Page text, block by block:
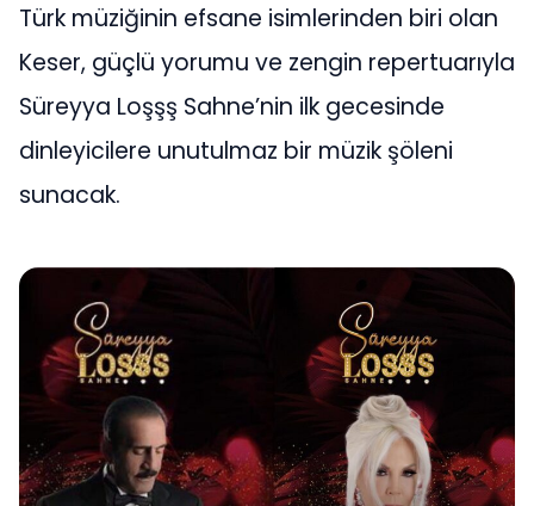
Türk müziğinin efsane isimlerinden biri olan
Keser, güçlü yorumu ve zengin repertuarıyla
Süreyya Loşşş Sahne’nin ilk gecesinde
dinleyicilere unutulmaz bir müzik şöleni
sunacak.